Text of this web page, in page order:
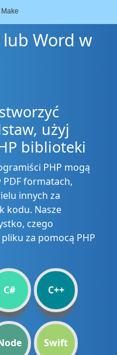
Make
Word w
użyj
biblioteki
PHP mogą
formatach,
innych za
kodu. Nasze
czego
za pomocą PHP
C# C++
Swift